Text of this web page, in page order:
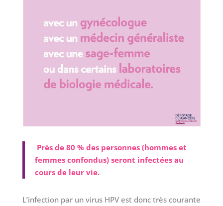
Près de 80 % des personnes (hommes et
femmes confondus) seront infectées au
cours de leur vie.
L’infection par un virus HPV est donc très courante